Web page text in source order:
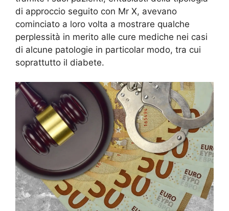
di approccio seguito con Mr X, avevano
cominciato a loro volta a mostrare qualche
perplessità in merito alle cure mediche nei casi
di alcune patologie in particolar modo, tra cui
soprattutto il diabete.